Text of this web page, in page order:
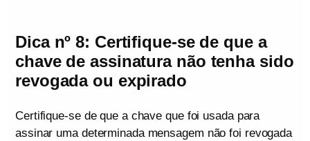
Dica nº 8: Certifique-se de que a
chave de assinatura não tenha sido
revogada ou expirado
Certifique-se de que a chave que foi usada para
assinar uma determinada mensagem não foi revogada